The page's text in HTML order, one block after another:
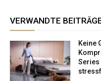
VERWANDTE
Keine